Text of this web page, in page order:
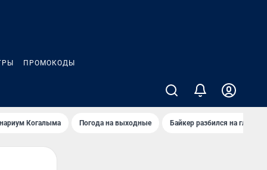
ПРОМОКОДЫ
Когалыма Погода на выходные Байкер разбился на глазах